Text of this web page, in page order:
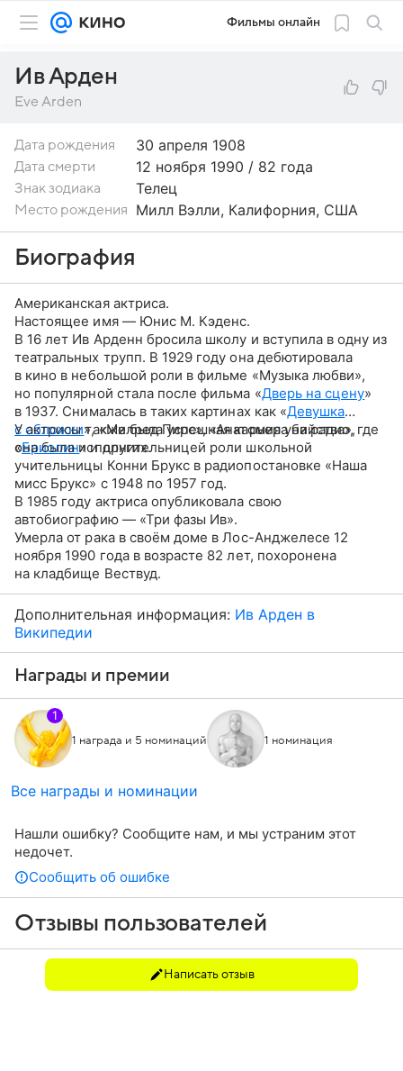
Фильмы онлайн
Ив Арден
Eve Arden
Дата рождения 30 апреля 1908
Дата смерти 12 ноября 1990 / 82 года
Знак зодиака Телец
Место рождения Милл Вэлли, Калифорния, США
Награды и премии
1
1 награда и 5 номинаций 1 номинация
Все награды и номинации
Биография
Американская актриса.
Настоящее имя — Юнис М. Кэденс.
В 16 лет Ив Арденн бросила школу и вступила в одну из
театральных трупп. В 1929 году она дебютировала
в кино в небольшой роли в фильме «Музыка любви»,
но популярной стала после фильма «Дверь на сцену»
в 1937. Снималась в таких картинах как «Девушка
с обложки», «Милред Пирс», «Анатомия убийства»,
«Бриолин» и других.
У актрисы также была успешная карьера на радио, где
она была исполнительницей роли школьной
учительницы Конни Брукс в радиопостановке «Наша
мисс Брукс» с 1948 по 1957 год.
В 1985 году актриса опубликовала свою
автобиографию — «Три фазы Ив».
Умерла от рака в своём доме в Лос-Анджелесе 12
ноября 1990 года в возрасте 82 лет, похоронена
на кладбище Вествуд.
Дополнительная информация: Ив Арден в
Википедии
Нашли ошибку? Сообщите нам, и мы устраним этот
недочет.
Сообщить об ошибке
Отзывы пользователей
Написать отзыв